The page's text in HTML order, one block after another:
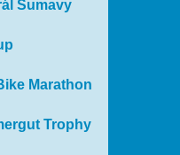
Šumavy
Marathon
Trophy